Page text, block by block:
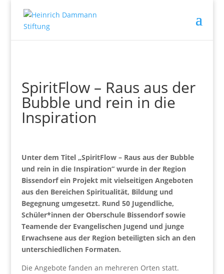
SpiritFlow – Raus aus der
Bubble und rein in die
Inspiration
Unter dem Titel „SpiritFlow – Raus aus der Bubble
und rein in die Inspiration“ wurde in der Region
Bissendorf ein Projekt mit vielseitigen Angeboten
aus den Bereichen Spiritualität, Bildung und
Begegnung umgesetzt. Rund 50 Jugendliche,
Schüler*innen der Oberschule Bissendorf sowie
Teamende der Evangelischen Jugend und junge
Erwachsene aus der Region beteiligten sich an den
unterschiedlichen Formaten.
Die Angebote fanden an mehreren Orten statt.